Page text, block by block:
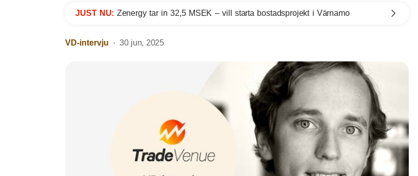
JUST NU: Zenergy tar in 32,5 MSEK – vill starta bostadsprojekt i Värnamo
VD-intervju 30 jun, 2025